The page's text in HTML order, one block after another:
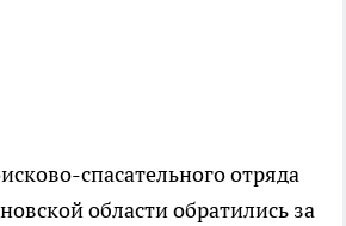
спасательного отряда
области обратились за